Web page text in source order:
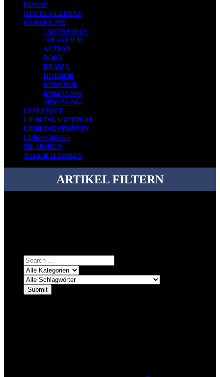
FOTOS
HEUTE GELERNT
KURZFILME
*ANIMATION
*REALFILM
ACTION
DOKU
DRAMA
HORROR
KOMÖDIE
ROMANTIK
SPANNUNG
LESESTOFF
LIEBLINGSGETRÖTE
LIEBLINGSTWEETS
LINKS+DINGS
SIE HÖREN
WILL ICH HABEN
ARTIKEL FILTERN